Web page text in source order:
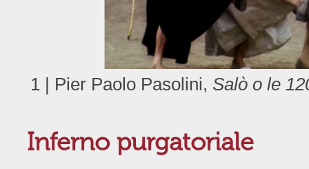
1 | Pier Paolo Pasolini, Salò o le
Inferno purgatoriale